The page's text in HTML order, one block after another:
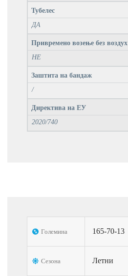
Тубелес
ДА
Привремено возење без воздух
НЕ
Заштита на бандаж
/
Директива на ЕУ
2020/740
Големина 165-70-13
Сезона Летни